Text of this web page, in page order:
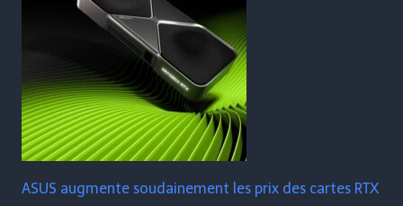
ASUS augmente soudainement les prix des cartes RTX